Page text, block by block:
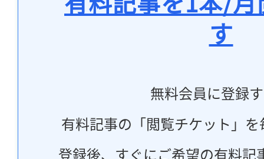
す
無料会員に登録
有料記事の「閲覧チケット」
登録後、すぐにご希望の有料記